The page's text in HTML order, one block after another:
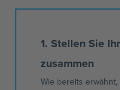
1. Stellen Sie
zusammen
Wie bereits